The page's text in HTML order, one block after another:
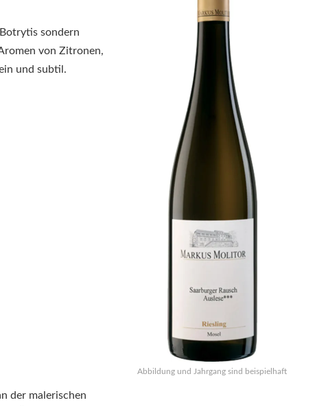
sondern
von Zitronen,
und subtil.
der malerischen
Abbildung und Jahrgang sind beispielhaft